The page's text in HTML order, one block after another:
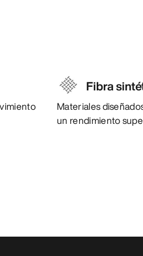
Fibra
Materiales
un rendimiento